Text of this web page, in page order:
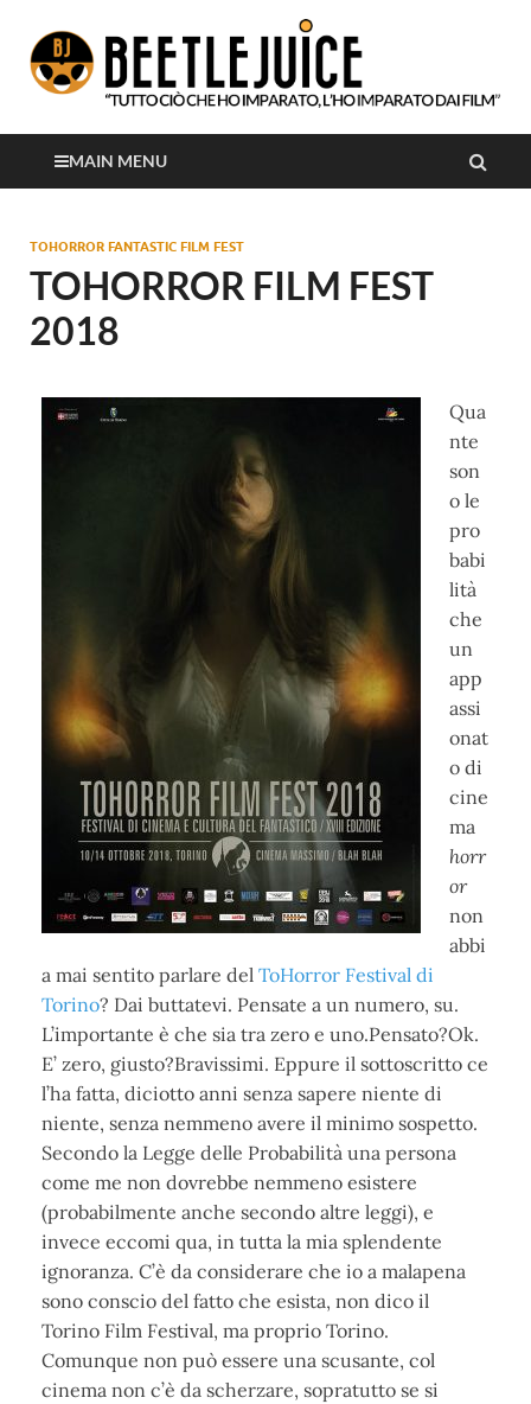
Beetlejuice
MAIN MENU
TOHORROR FANTASTIC FILM FEST
TOHORROR FILM FEST
2018
Qua
nte
son
o le
pro
babi
lità
che
un
app
assi
onat
o di
cine
ma
horr
or
non
abbi
a mai sentito parlare del ToHorror Festival di
Torino? Dai buttatevi. Pensate a un numero, su.
L’importante è che sia tra zero e uno.Pensato?Ok.
E’ zero, giusto?Bravissimi. Eppure il sottoscritto ce
l’ha fatta, diciotto anni senza sapere niente di
niente, senza nemmeno avere il minimo sospetto.
Secondo la Legge delle Probabilità una persona
come me non dovrebbe nemmeno esistere
(probabilmente anche secondo altre leggi), e
invece eccomi qua, in tutta la mia splendente
ignoranza. C’è da considerare che io a malapena
sono conscio del fatto che esista, non dico il
Torino Film Festival, ma proprio Torino.
Comunque non può essere una scusante, col
cinema non c’è da scherzare, sopratutto se si